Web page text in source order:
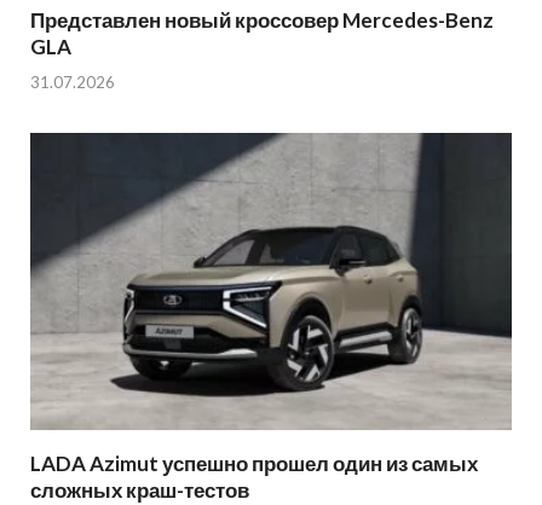
Представлен новый кроссовер Mercedes-Benz
GLA
31.07.2026
LADA Azimut успешно прошел один из самых
сложных краш-тестов